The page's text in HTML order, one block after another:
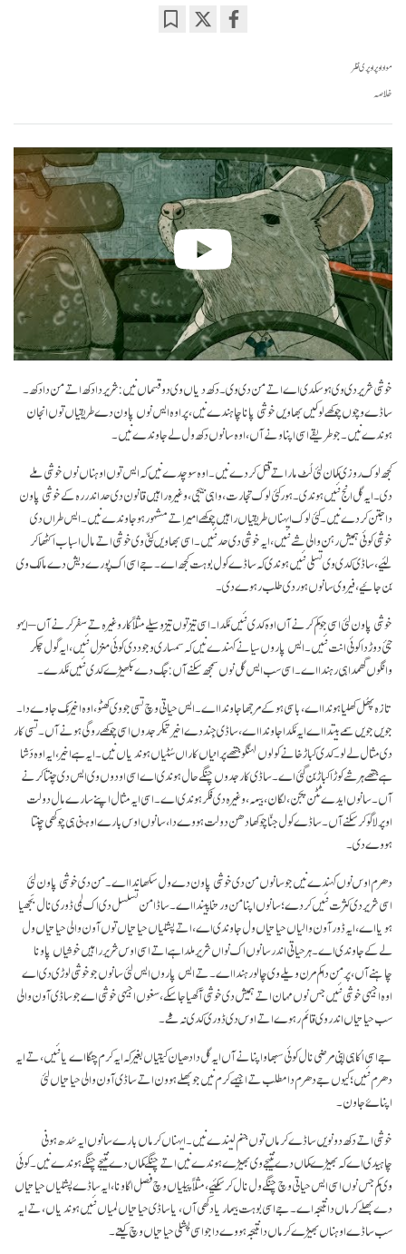
مواد اوپر اوپری نظر
خلاصہ
خوشی شریر دی وی ہو سکدی اے اتے من دی وی۔ دکھ دیاں وی دو قسماں نیں: شریر دا دکھ اتے من دا دکھ ۔
ساڈے وچوں چوکھے لوکیں بھاویں خوشی پانا چاہندے نیں، پر اوہ ایس نوں پاون دے طریقیاں توں انجان
ہوندے نیں۔ جو طریقے اسی اپناونے آں، اوہ سانوں دکھ ول لے جاوندے نیں۔
کجھ لوک روزی کمان لئی لُٹ مار اتے قتل کردے نیں۔ اوہ سوچدے نیں کہ ایس توں اوہناں نوں خوشی ملے
دی۔ ایہ گل انج نئیں ہوندی۔ ہور کئی لوک تجارت، واہی بیجی، وغیرہ راہیں قانون دی حد اندر رہ کے خوشی پاون
دا جتن کردے نیں۔ کئی لوک ایہناں طریقیاں راہیں چوکھے امیر اتے مشہور ہو جاوندے نیں۔ ایس طراں دی
خوشی کوئی ہمیش رہن والی شے نئیں، ایہ خوشی دی حد نئیں۔ اسی بھاویں کِنّی وی خوشی اتے مال اسباب اکٹھا کر
لئیے، ساڈی کدی وی تسلی نئیں ہوندی کہ ساڈے کول بوہت کجھ اے۔ جے اسی اک پورے دیش دے مالک وی
بن جائیے، فیر وی سانوں ہور دی طلب رہوے دی۔
خوشی پاون لئی اسی جو کم کرنے آں اوہ کدی نئیں مُکدا۔ اسی تیز توں تیز وسیلے مثلاً کار وغیرہ تے سفر کرنے آں – ایہو
جئی دوڑ دا کوئی انت نئیں۔ ایس پاروں سیانے کہندے نیں کہ سمساری وجود دی کوئی منزل نئیں، ایہ گول چکر
وانگوں گھمدا ہی رہندا اے۔ اسی سب ایس گل نوں سمجھ سکنے آں: جگ دے بکھیڑے کدی نئیں مُکدے۔
تازہ پھُل کھلیا ہوندا اے، باسی ہو کے مرجھا جاوندا اے۔ ایس حیاتی وچ تسی جو وی کھٹو، اوہ اخیر مُک جاوے دا۔
جویں جویں سمے بیتدا اے ایہ مُکدا جاوندا اے، ساڈی جِند دے اخیر تیکر جدوں اسی چوکھے روگی ہونے آں۔ تسی کار
دی مثال لے لو۔ کدی کباڑ خانے کولوں لہنگو جتھے پرانیاں کاراں سُٹیاں ہوندیاں نیں۔ ایہ ہے اخیر، ایہ اوہ دَشا
ہے جتھے ہر شے کوڑا کباڑ بن گئی اے۔ ساڈی کار جدوں چنگے حال ہوندی اے اسی اودوں وی ایس دی چنتا کرنے
آں۔ سانوں ایدے ٹُٹن پجن، لگان، بیمہ، وغیرہ دی فکر ہوندی اے۔ اسی ایہ مثال اپنے سارے مال دولت
اوپر لاگو کر سکنے آں۔ ساڈے کول جنّا چوکھا دھن دولت ہووے دا، سانوں اوس بارے اوہنی ہی چوکھی چِنتا
ہووے دی۔
دھرم اوس نوں کہندے نیں جو سانوں من دی خوشی پاون دے ول سکھاندا اے۔ من دی خوشی پاون لئی
اسی شریر دی کثرت نئیں کردے؛ سانوں اپنا من ورتنا پیندا اے۔ ساڈا من تسلسل دی اک لمی ڈوری نال بَجھیا
ہویا اے، ایہ ڈور آون والیاں حیاتیاں ول جاوندی اے، اتے پشلیاں حیاتیاں توں آون والی حیاتیاں ول
لے کے جاوندی اے۔ ہر حیاتی اندر سانوں اک نواں شریر ملدا ہے اتے اسی اوس شریر راہیں خوشیاں پاونا
چاہنے آں، پر من دا کم مرن ویلے وی چالو رہندا اے۔ تے ایس پاروں ایس لئی سانوں جو خوشی لوڑی دی اے
اوہ اجیہی خوشی نئیں جس نوں مہان اتے ہمیش دی خوشی آکھیا جا سکے، سغوں اجیہی خوشی اے جو ساڈی آون والی
سب حیاتیاں اندر وی قائم رہوے اتے اوس دی ڈوری کدی نہ ٹُٹے۔
جے اسی اُکا ہی اپنی مرضی نال کوئی سبھاو اپنانے آں ایہ گل دا دھیان کیتیاں بغیر کہ ایہ کرم چنگا اے یا نئیں، تے ایہ
دھرم نئیں؛ کیوں جے دھرم دا مطلب تے اجیہے کرم نیں جو بھلے ہوون اتے ساڈی آون والی حیاتیاں لئی
اپناۓ جاون۔
خوشی اتے دکھ دونویں ساڈے کرماں توں جنم لیندے نیں۔ ایہناں کرماں بارے سانوں ایہ سُدھ ہونی
چاہیدی اے کہ بھیڑے کماں دے نتیجے وی بھیڑے ہوندے نیں اتے چنگے کماں دے نتیجے چنگے ہوندے نیں۔ کوئی
وی کم جس نوں اسی ایس حیاتی وچ چنگے ول نال کر سکئیے، مثلاً پیلیاں وچ فصل اگاونا، ایہ ساڈے پشلیاں حیاتیاں
دے بھلے کرماں دا نتیجہ اے۔ جے اسی بوہت بیمار یا دکھی آں، یا ساڈی حیاتیاں لمیاں نئیں ہوندیاں، تے ایہ
سب ساڈے اوہناں بھیڑے کرماں دا نتیجہ ہووے دا جو اسی پشلی حیاتیاں وچ کیتے۔